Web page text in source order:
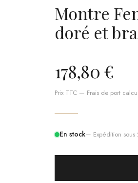
Montre
doré et
178,80 €
Prix TTC — Frais de port
En stock— Expédition